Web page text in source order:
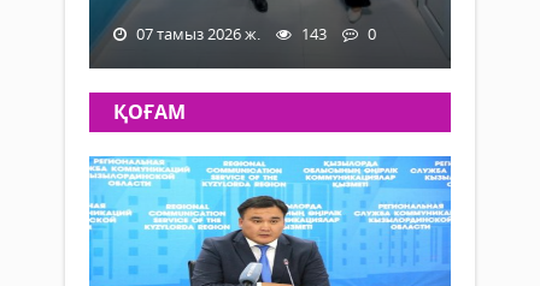
07 тамыз 2026 ж. 143 0
ҚОҒАМ